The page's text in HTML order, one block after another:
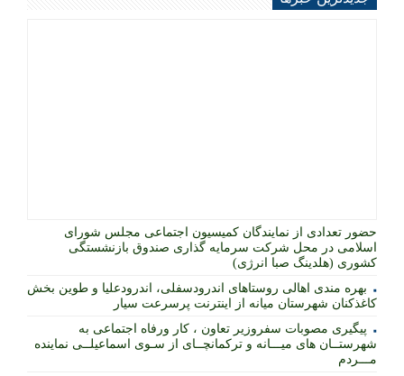
حضور تعدادی از نمایندگان کمیسیون اجتماعی مجلس شورای
اسلامی در محل شرکت سرمایه گذاری صندوق بازنشستگی
کشوری (هلدینگ صبا انرژی)
بهره مندی اهالی روستاهای اندرودسفلی، اندرودعلیا و طوین بخش
کاغذکنان شهرستان میانه از اینترنت پرسرعت سیار
پیگیری مصوبات سفروزیر تعاون ، کار ورفاه اجتماعی به
شهرستــان های میـــانه و ترکمانچــای از سـوی اسماعیلــی نماینده
مـــردم